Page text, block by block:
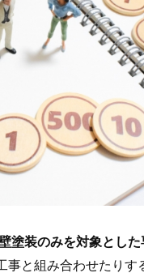
塗装のみを対象とし
事と組み合わせたり